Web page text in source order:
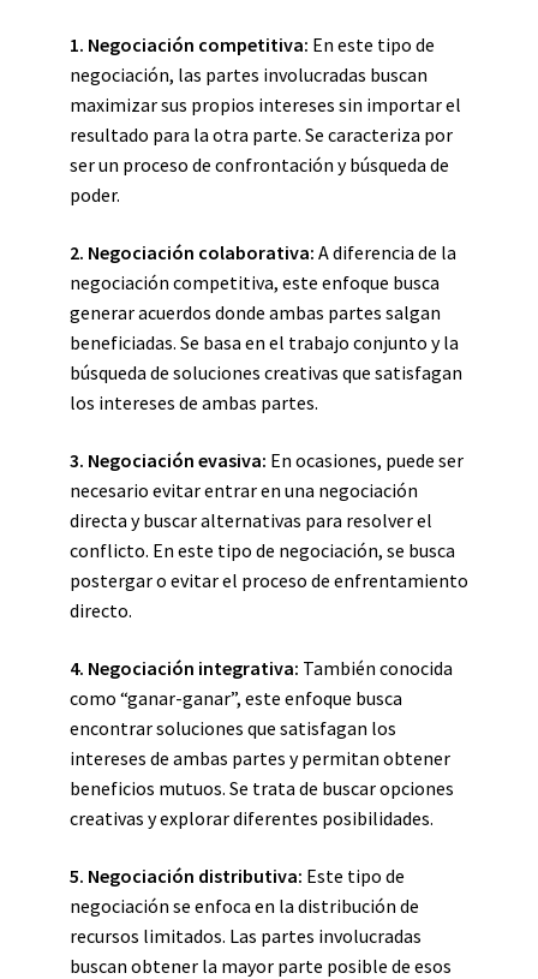
1. Negociación competitiva: En este tipo de
negociación, las partes involucradas buscan
maximizar sus propios intereses sin importar el
resultado para la otra parte. Se caracteriza por
ser un proceso de confrontación y búsqueda de
poder.
2. Negociación colaborativa: A diferencia de la
negociación competitiva, este enfoque busca
generar acuerdos donde ambas partes salgan
beneficiadas. Se basa en el trabajo conjunto y la
búsqueda de soluciones creativas que satisfagan
los intereses de ambas partes.
3. Negociación evasiva: En ocasiones, puede ser
necesario evitar entrar en una negociación
directa y buscar alternativas para resolver el
conflicto. En este tipo de negociación, se busca
postergar o evitar el proceso de enfrentamiento
directo.
4. Negociación integrativa: También conocida
como “ganar-ganar”, este enfoque busca
encontrar soluciones que satisfagan los
intereses de ambas partes y permitan obtener
beneficios mutuos. Se trata de buscar opciones
creativas y explorar diferentes posibilidades.
5. Negociación distributiva: Este tipo de
negociación se enfoca en la distribución de
recursos limitados. Las partes involucradas
buscan obtener la mayor parte posible de esos